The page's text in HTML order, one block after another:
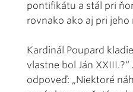
pontifikátu a stál pri
rovnako ako aj pri jeho
Kardinál Poupard
vlastne bol Ján
odpoveď: „Niektoré